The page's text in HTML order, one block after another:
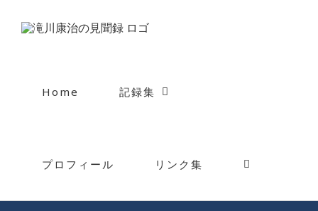
Home 記録集
プロフィール リンク集